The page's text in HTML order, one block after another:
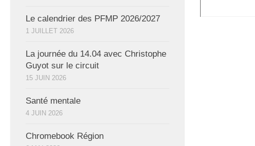
Le calendrier des PFMP 2026/2027
1 JUILLET 2026
La journée du 14.04 avec Christophe
Guyot sur le circuit
15 JUIN 2026
Santé mentale
4 JUIN 2026
Chromebook Région